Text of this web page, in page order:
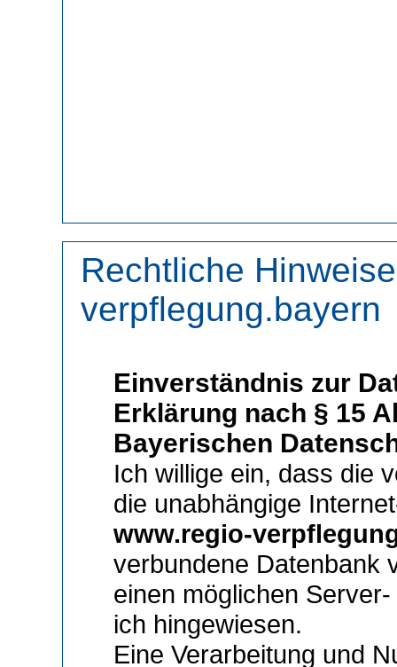
Rechtliche
verpflegung.bayern
Einverständnis zur
Erklärung nach § 15
Bayerischen
Ich willige ein, dass die
die unabhängige
www.regio-
verbundene Datenbank
einen möglichen
ich hingewiesen.
Eine Verarbeitung und